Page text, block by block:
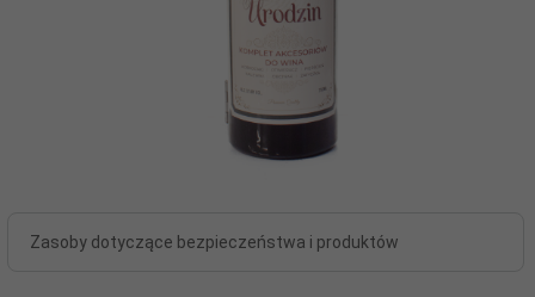
Zasoby dotyczące bezpieczeństwa i produktów